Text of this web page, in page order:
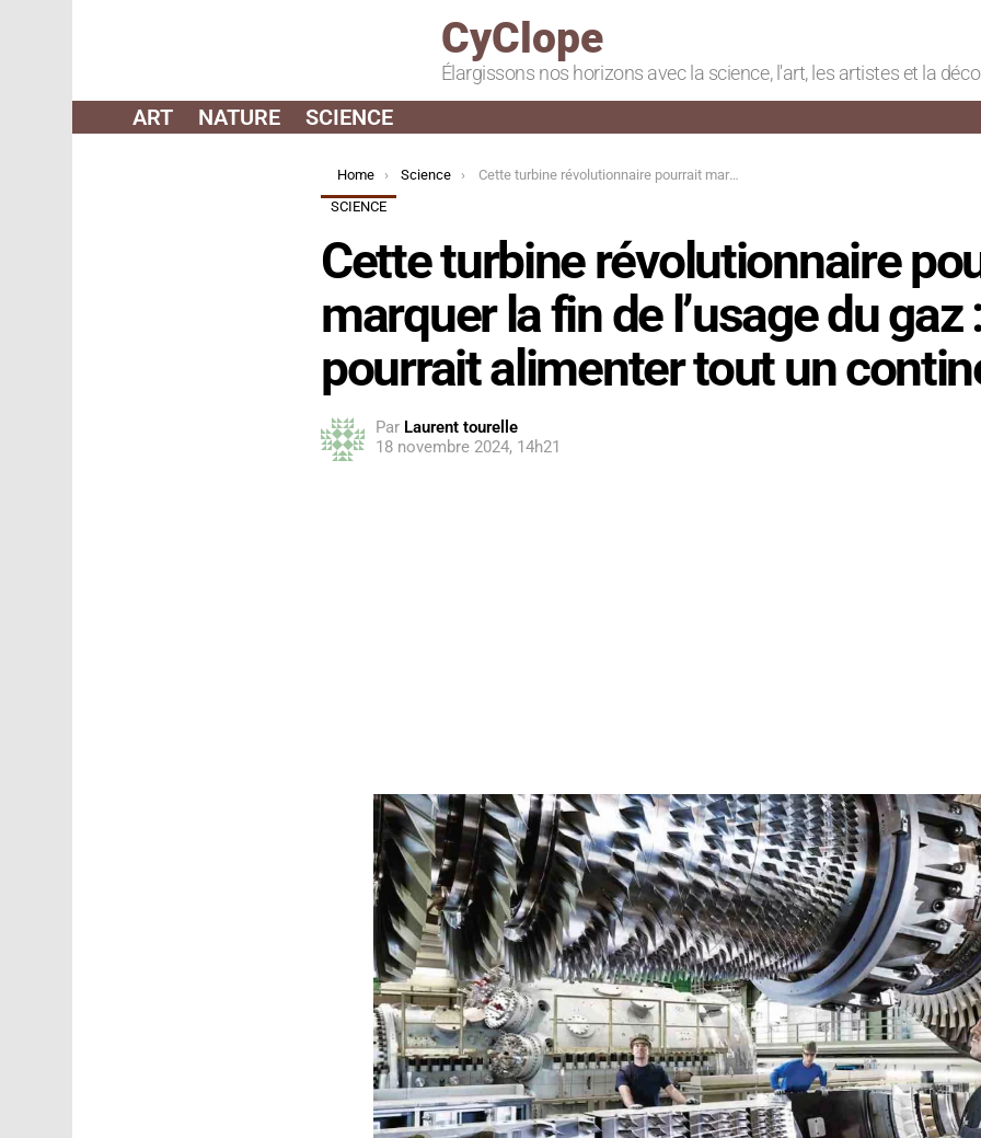
CyClope
Élargissons nos horizons avec la science, l'art, les artistes et la
ART NATURE SCIENCE
You are here:
Home Science
Cette turbine révolutionnaire pourrait marquer la fin de l’usage du gaz : elle pourrait alimenter tout un continent
SCIENCE
Cette turbine révolutionnaire
marquer la fin de l’usage du gaz
pourrait alimenter tout un
Par Laurent tourelle
18 novembre 2024, 14h21